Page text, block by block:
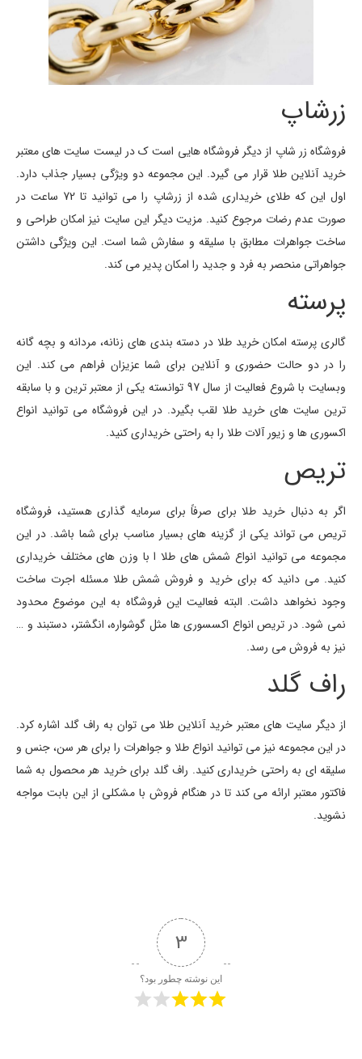
زرشاپ
فروشگاه زر شاپ از دیگر فروشگاه هایی است ک در لیست سایت های معتبر
خرید آنلاین طلا قرار می گیرد. این مجموعه دو ویژگی بسیار جذاب دارد.
اول این که طلای خریداری شده از زرشاپ را می توانید تا 72 ساعت در
صورت عدم رضات مرجوع کنید. مزیت دیگر این سایت نیز امکان طراحی و
ساخت جواهرات مطابق با سلیقه و سفارش شما است. این ویژگی داشتن
جواهراتی منحصر به فرد و جدید را امکان پدیر می کند.
پرسته
گالری پرسته امکان خرید طلا در دسته بندی های زنانه، مردانه و بچه گانه
را در دو حالت حضوری و آنلاین برای شما عزیزان فراهم می کند. این
وبسایت با شروع فعالیت از سال 97 توانسته یکی از معتبر ترین و با سابقه
ترین سایت های خرید طلا لقب بگیرد. در این فروشگاه می توانید انواع
اکسوری ها و زیور آلات طلا را به راحتی خریداری کنید.
تریص
اگر به دنبال خرید طلا برای صرفاً برای سرمایه گذاری هستید، فروشگاه
تریص می تواند یکی از گزینه های بسیار مناسب برای شما باشد. در این
مجموعه می توانید انواع شمش های طلا ا با وزن های مختلف خریداری
کنید. می دانید که برای خرید و فروش شمش طلا مسئله اجرت ساخت
وجود نخواهد داشت. البته فعالیت این فروشگاه به این موضوع محدود
نمی شود. در تریص انواع اکسسوری ها مثل گوشواره، انگشتر، دستبند و …
نیز به فروش می رسد.
راف گلد
از دیگر سایت های معتبر خرید آنلاین طلا می توان به راف گلد اشاره کرد.
در این مجموعه نیز می توانید انواع طلا و جواهرات را برای هر سن، جنس و
سلیقه ای به راحتی خریداری کنید. راف گلد برای خرید هر محصول به شما
فاکتور معتبر ارائه می کند تا در هنگام فروش با مشکلی از این بابت مواجه
نشوید.
3
این نوشته چطور بود؟